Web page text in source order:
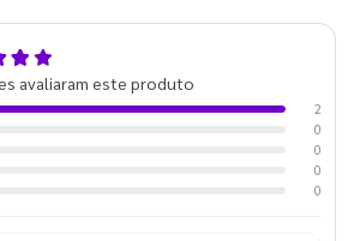
avaliaram este produto
2
0
0
0
0